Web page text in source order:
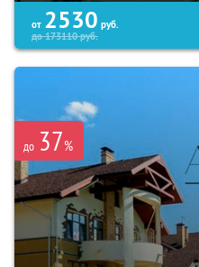
от 2530 руб.
до173110руб.
до 37%